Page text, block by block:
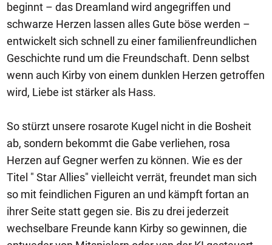
beginnt – das Dreamland wird angegriffen und
schwarze Herzen lassen alles Gute böse werden –
entwickelt sich schnell zu einer familienfreundlichen
Geschichte rund um die Freundschaft. Denn selbst
wenn auch Kirby von einem dunklen Herzen getroffen
wird, Liebe ist stärker als Hass.
So stürzt unsere rosarote Kugel nicht in die Bosheit
ab, sondern bekommt die Gabe verliehen, rosa
Herzen auf Gegner werfen zu können. Wie es der
Titel " Star Allies" vielleicht verrät, freundet man sich
so mit feindlichen Figuren an und kämpft fortan an
ihrer Seite statt gegen sie. Bis zu drei jederzeit
wechselbare Freunde kann Kirby so gewinnen, die